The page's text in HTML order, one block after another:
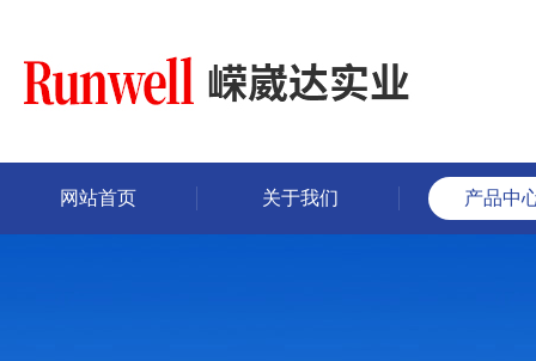
网站首页 关于我们 产品中